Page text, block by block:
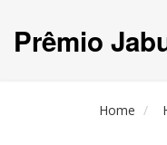
Prêmio
Home